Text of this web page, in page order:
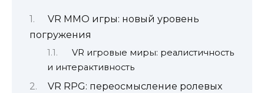
VR MMO игры: новый уровень
погружения
VR игровые миры: реалистичность
и интерактивность
VR RPG: переосмысление ролевых